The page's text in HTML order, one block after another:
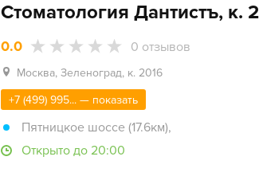
Стоматология Дантистъ, к.
0.0 0 отзывов
Москва, Зеленоград, к. 2016
+7 (499) 995... — показать
Пятницкое шоссе (17.6км),
Открыто до 20:00